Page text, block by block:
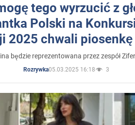
tego wyrzucić z
Polski na
2025 chwali
będzie reprezentowana przez zespół
Rozrywka05.03.2025 16:18 3